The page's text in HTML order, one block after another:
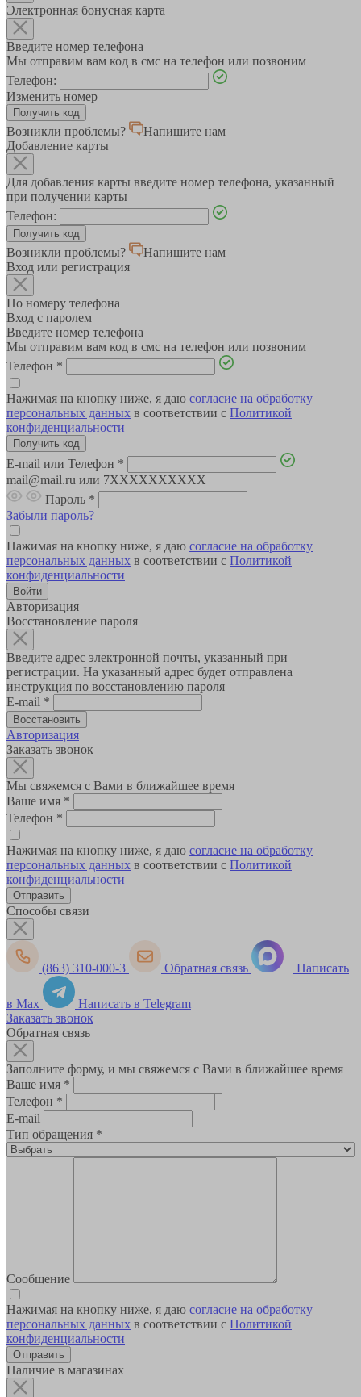
Электронная бонусная карта
Введите номер телефона
Мы отправим вам код в смс на телефон или позвоним
Телефон:
Изменить номер
Возникли проблемы?
Напишите нам
Добавление карты
Для добавления карты введите номер телефона, указанный
при получении карты
Телефон:
Возникли проблемы?
Напишите нам
Вход или регистрация
По номеру телефона
Вход с паролем
Введите номер телефона
Мы отправим вам код в смс на телефон или позвоним
Телефон *
Нажимая на кнопку ниже, я даю согласие на обработку
персональных данных в соответствии с Политикой
конфиденциальности
E-mail или Телефон *
mail@mail.ru или 7XXXXXXXXXX
Пароль *
Забыли пароль?
Нажимая на кнопку ниже, я даю согласие на обработку
персональных данных в соответствии с Политикой
конфиденциальности
Авторизация
Восстановление пароля
Введите адрес электронной почты, указанный при
регистрации. На указанный адрес будет отправлена
инструкция по восстановлению пароля
E-mail *
Авторизация
Заказать звонок
Мы свяжемся с Вами в ближайшее время
Ваше имя *
Телефон *
Нажимая на кнопку ниже, я даю согласие на обработку
персональных данных в соответствии с Политикой
конфиденциальности
Способы связи
(863) 310-000-3 Обратная связь Написать
в Max
Написать в Telegram
Заказать звонок
Обратная связь
Заполните форму, и мы свяжемся с Вами в ближайшее время
Ваше имя *
Телефон *
E-mail
Тип обращения *
Сообщение
Нажимая на кнопку ниже, я даю согласие на обработку
персональных данных в соответствии с Политикой
конфиденциальности
Наличие в магазинах